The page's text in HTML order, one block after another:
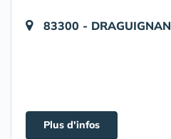
83300 - DRAGUIGNAN
Plus d'infos